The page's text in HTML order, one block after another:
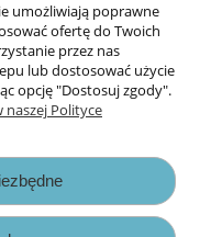
umożliwiają poprawne
ofertę do Twoich
przez nas
lub dostosować użycie
opcję "Dostosuj zgody".
naszej Polityce